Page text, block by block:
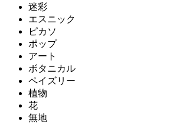
迷彩
エスニック
ピカソ
ポップ
アート
ボタニカル
ペイズリー
植物
花
無地